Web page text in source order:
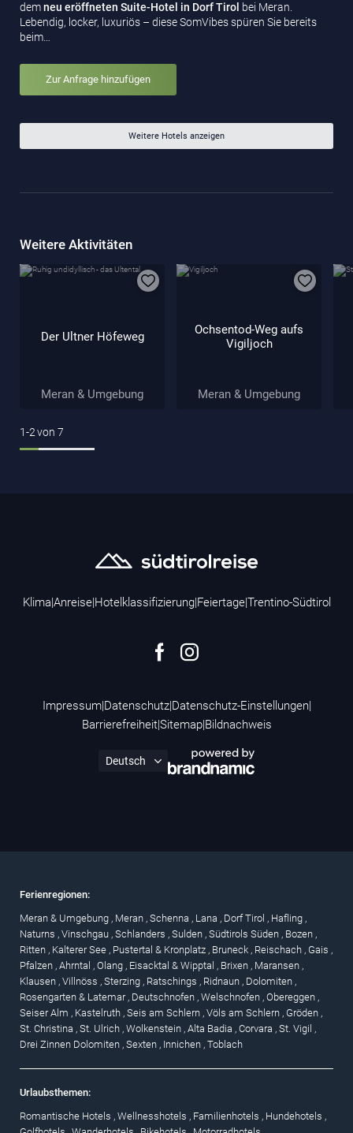
demneu eröffneten Suite-Hotel in Dorf Tirol bei Meran.
Lebendig, locker, luxuriös – diese SomVibes spüren Sie bereits
beim…
Zur Anfrage hinzufügen
Weitere Hotels anzeigen
Weitere Aktivitäten
Der Ultner Höfeweg
Meran & Umgebung
Ochsentod-Weg aufs
Vigiljoch
Meran & Umgebung
1-2von 7
Klima|Anreise|Hotelklassifizierung|Feiertage|Trentino-Südtirol
Impressum|Datenschutz|Datenschutz-Einstellungen|
Barrierefreiheit|Sitemap|Bildnachweis
Ferienregionen:
Meran & Umgebung , Meran , Schenna , Lana , Dorf Tirol , Hafling ,
Naturns , Vinschgau , Schlanders , Sulden , Südtirols Süden , Bozen ,
Ritten , Kalterer See , Pustertal & Kronplatz , Bruneck , Reischach , Gais ,
Pfalzen , Ahrntal , Olang , Eisacktal & Wipptal , Brixen , Maransen ,
Klausen , Villnöss , Sterzing , Ratschings , Ridnaun , Dolomiten ,
Rosengarten & Latemar , Deutschnofen , Welschnofen , Obereggen ,
Seiser Alm , Kastelruth , Seis am Schlern , Völs am Schlern , Gröden ,
St. Christina , St. Ulrich , Wolkenstein , Alta Badia , Corvara , St. Vigil ,
Drei Zinnen Dolomiten , Sexten , Innichen , Toblach
Urlaubsthemen:
Romantische Hotels , Wellnesshotels , Familienhotels , Hundehotels ,